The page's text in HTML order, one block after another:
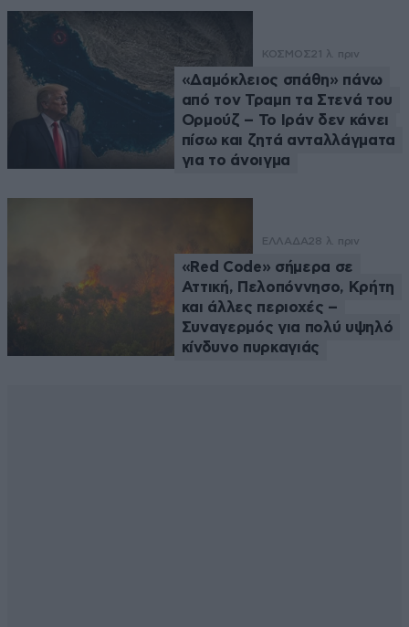
ΚΟΣΜΟΣ21 λ. πριν
«Δαμόκλειος σπάθη» πάνω
από τον Τραμπ τα Στενά του
Ορμούζ – Το Ιράν δεν κάνει
πίσω και ζητά ανταλλάγματα
για το άνοιγμα
ΕΛΛΑΔΑ28 λ. πριν
«Red Code» σήμερα σε
Αττική, Πελοπόννησο, Κρήτη
και άλλες περιοχές –
Συναγερμός για πολύ υψηλό
κίνδυνο πυρκαγιάς